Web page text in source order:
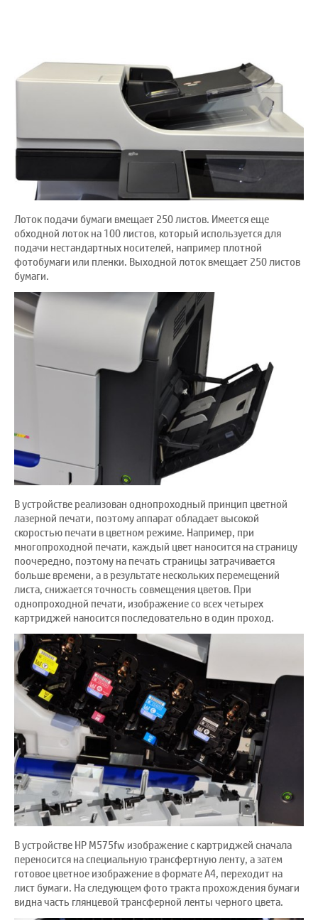
Лоток подачи бумаги вмещает 250 листов. Имеется еще
обходной лоток на 100 листов, который используется для
подачи нестандартных носителей, например плотной
фотобумаги или пленки. Выходной лоток вмещает 250 листов
бумаги.
В устройстве реализован однопроходный принцип цветной
лазерной печати, поэтому аппарат обладает высокой
скоростью печати в цветном режиме. Например, при
многопроходной печати, каждый цвет наносится на страницу
поочередно, поэтому на печать страницы затрачивается
больше времени, а в результате нескольких перемещений
листа, снижается точность совмещения цветов. При
однопроходной печати, изображение со всех четырех
картриджей наносится последовательно в один проход.
В устройстве HP M575fw изображение с картриджей сначала
переносится на специальную трансфертную ленту, а затем
готовое цветное изображение в формате А4, переходит на
лист бумаги. На следующем фото тракта прохождения бумаги
видна часть глянцевой трансферной ленты черного цвета.